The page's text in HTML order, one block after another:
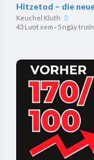
Hitzetod – die
Keuchel Kluth
43 Lượt xem · 5 ngày